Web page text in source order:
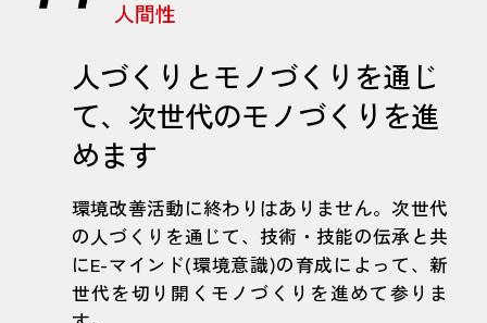
人づくりとモノづくりを通じ
て、次世代のモノづくりを進
めます
環境改善活動に終わりはありません。次世代
の人づくりを通じて、技術・技能の伝承と共
にE-マインド(環境意識)の育成によって、新
世代を切り開くモノづくりを進めて参りま